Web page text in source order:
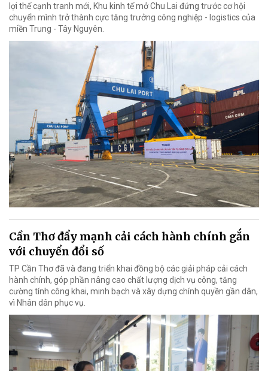
lợi thế cạnh tranh mới, Khu kinh tế mở Chu Lai đứng trước cơ hội
chuyển mình trở thành cực tăng trưởng công nghiệp - logistics của
miền Trung - Tây Nguyên.
Cần Thơ đẩy mạnh cải cách hành chính gắn
với chuyển đổi số
TP Cần Thơ đã và đang triển khai đồng bộ các giải pháp cải cách
hành chính, góp phần nâng cao chất lượng dịch vụ công, tăng
cường tính công khai, minh bạch và xây dựng chính quyền gần dân,
vì Nhân dân phục vụ.